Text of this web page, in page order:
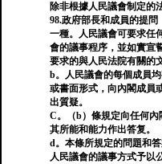
除非根據人民議會制定的
98.政府部長和成員的提問
一種。人民議會可要求任
會的議事程序，並如實宣
要求的與人民法院有關的
b。人民議會的每個成員
或書面形式，向內閣成員
出質疑。
C。（b）條規定向任何
其所能和能力作出答复。
d。本條所規定的問題和
人民議會的議事方式予以